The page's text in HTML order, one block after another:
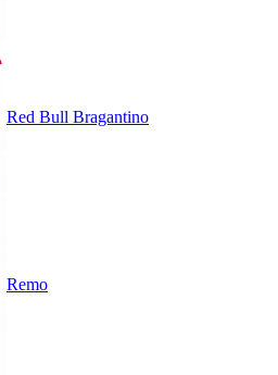
Red Bull Bragantino
Remo